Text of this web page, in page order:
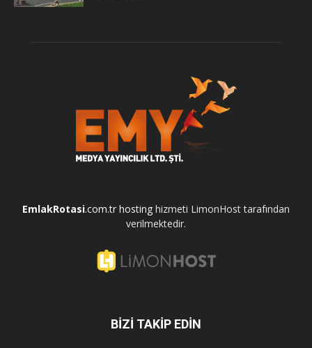
EmlakRotasi.com.tr hosting hizmeti LimonHost tarafından
verilmektedir.
BİZİ TAKİP EDİN